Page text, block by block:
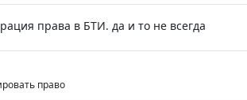
права в БТИ. да и то не всегда
право